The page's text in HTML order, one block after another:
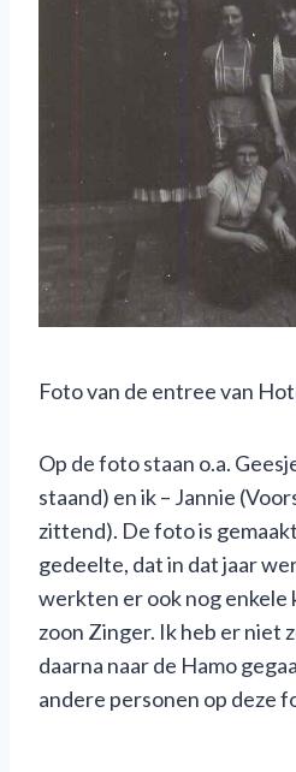
Foto van de entree van
Op de foto staan o.a.
staand) en ik – Jannie
zittend). De foto is
gedeelte, dat in dat jaar
werkten er ook nog enkele
zoon Zinger. Ik heb er niet
daarna naar de Hamo
andere personen op deze